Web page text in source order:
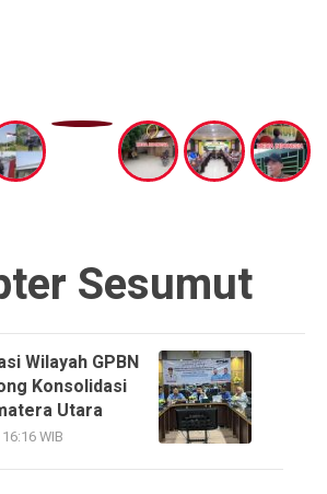
Sesumut
Wilayah GPBN
Konsolidasi
Utara
WIB